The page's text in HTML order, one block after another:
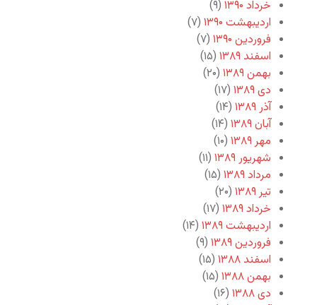
خرداد ۱۳۹۰
(۹)
اردیبهشت ۱۳۹۰
(۷)
فروردین ۱۳۹۰
(۷)
اسفند ۱۳۸۹
(۱۵)
بهمن ۱۳۸۹
(۲۰)
دی ۱۳۸۹
(۱۷)
آذر ۱۳۸۹
(۱۴)
آبان ۱۳۸۹
(۱۴)
مهر ۱۳۸۹
(۱۰)
شهریور ۱۳۸۹
(۱۱)
مرداد ۱۳۸۹
(۱۵)
تیر ۱۳۸۹
(۲۰)
خرداد ۱۳۸۹
(۱۷)
اردیبهشت ۱۳۸۹
(۱۴)
فروردین ۱۳۸۹
(۹)
اسفند ۱۳۸۸
(۱۵)
بهمن ۱۳۸۸
(۱۵)
دی ۱۳۸۸
(۱۶)